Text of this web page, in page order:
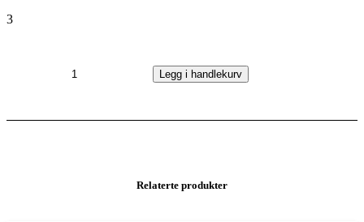
3
Legg i handlekurv
Relaterte produkter